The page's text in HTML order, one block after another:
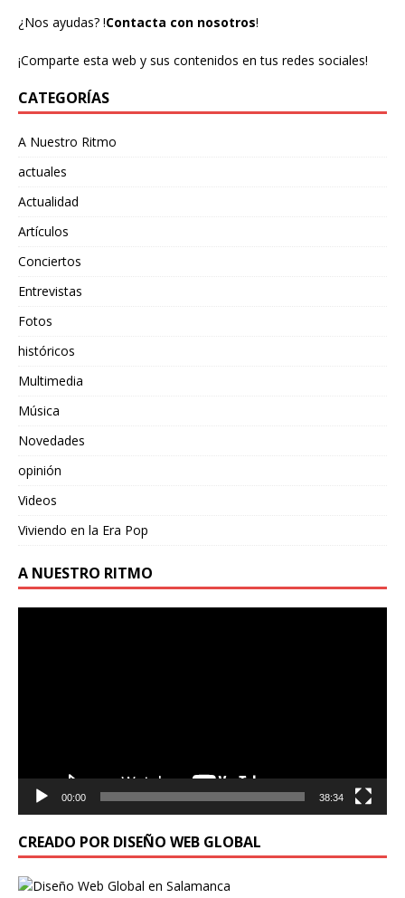
¿Nos ayudas? !Contacta con nosotros!
¡Comparte esta web y sus contenidos en tus redes sociales!
CATEGORÍAS
A Nuestro Ritmo
actuales
Actualidad
Artículos
Conciertos
Entrevistas
Fotos
históricos
Multimedia
Música
Novedades
opinión
Videos
Viviendo en la Era Pop
A NUESTRO RITMO
00:00 38:34
CREADO POR DISEÑO WEB GLOBAL